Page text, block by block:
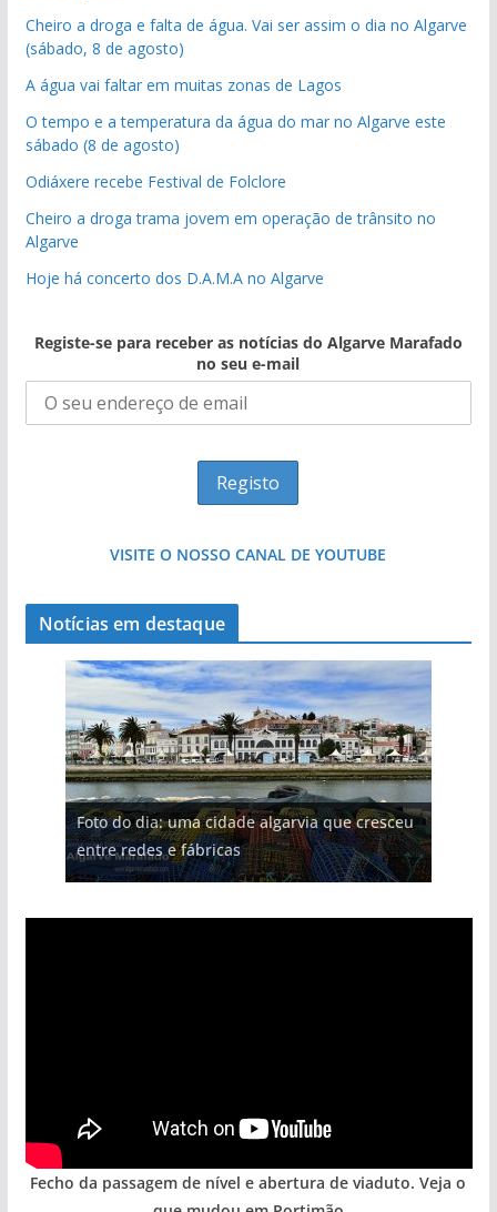
Cheiro a droga e falta de água. Vai ser assim o dia no Algarve
(sábado, 8 de agosto)
A água vai faltar em muitas zonas de Lagos
O tempo e a temperatura da água do mar no Algarve este
sábado (8 de agosto)
Odiáxere recebe Festival de Folclore
Cheiro a droga trama jovem em operação de trânsito no
Algarve
Hoje há concerto dos D.A.M.A no Algarve
Registe-se para receber as notícias do Algarve Marafado
no seu e-mail
VISITE O NOSSO CANAL DE YOUTUBE
Notícias em destaque
Foto do dia: uma cidade algarvia que cresceu
entre redes e fábricas
Fecho da passagem de nível e abertura de viaduto. Veja o